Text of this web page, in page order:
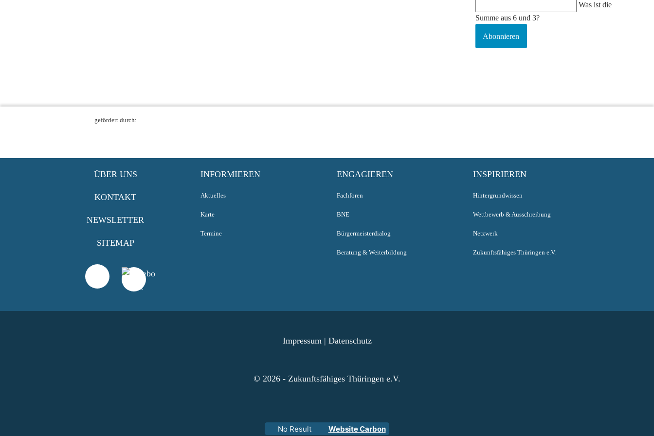
Was ist die
Summe aus 6 und 3?
Abonnieren
gefördert durch:
ÜBER UNS
KONTAKT
NEWSLETTER
SITEMAP
INFORMIEREN
Aktuelles
Karte
Termine
ENGAGIEREN
Fachforen
BNE
Bürgermeisterdialog
Beratung & Weiterbildung
INSPIRIEREN
Hintergrundwissen
Wettbewerb & Ausschreibung
Netzwerk
Zukunftsfähiges Thüringen e.V.
Impressum| Datenschutz
© 2026 - Zukunftsfähiges Thüringen e.V.
No Result Website Carbon